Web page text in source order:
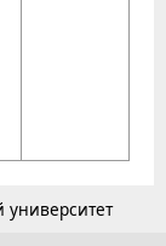
университет